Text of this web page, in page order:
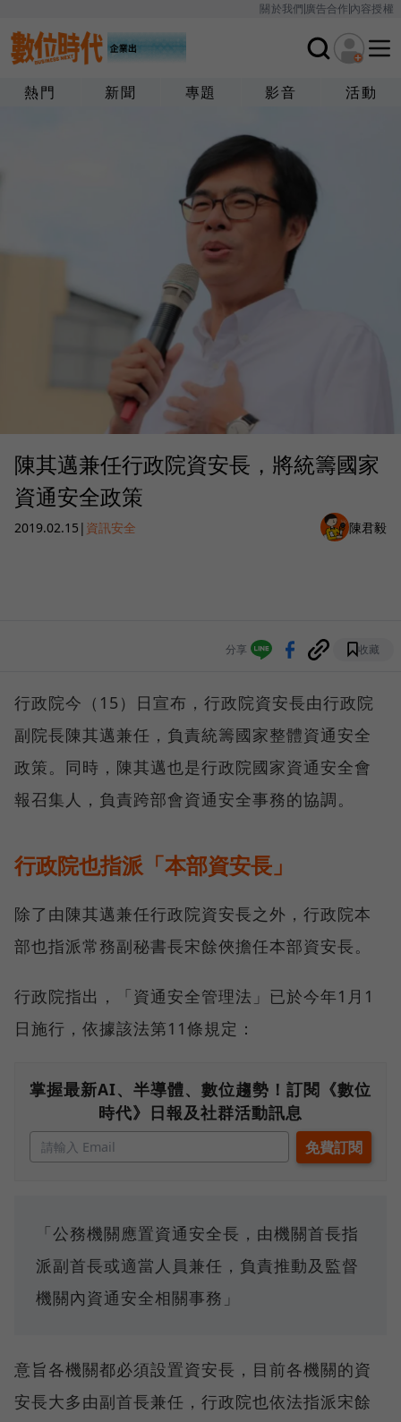
關於我們廣告合作內容授權
熱門 新聞 專題 影音 活動
陳其邁兼任行政院資安長，將統籌國家
資通安全政策
2019.02.15 | 資訊安全 陳君毅
分享 收藏
行政院今（15）日宣布，行政院資安長由行政院
副院長陳其邁兼任，負責統籌國家整體資通安全
政策。同時，陳其邁也是行政院國家資通安全會
報召集人，負責跨部會資通安全事務的協調。
行政院也指派「本部資安長」
除了由陳其邁兼任行政院資安長之外，行政院本
部也指派常務副秘書長宋餘俠擔任本部資安長。
行政院指出，「資通安全管理法」已於今年1月1
日施行，依據該法第11條規定：
掌握最新AI、半導體、數位趨勢！訂閱《數位
時代》日報及社群活動訊息
「公務機關應置資通安全長，由機關首長指
派副首長或適當人員兼任，負責推動及監督
機關內資通安全相關事務」
意旨各機關都必須設置資安長，目前各機關的資
安長大多由副首長兼任，行政院也依法指派宋餘